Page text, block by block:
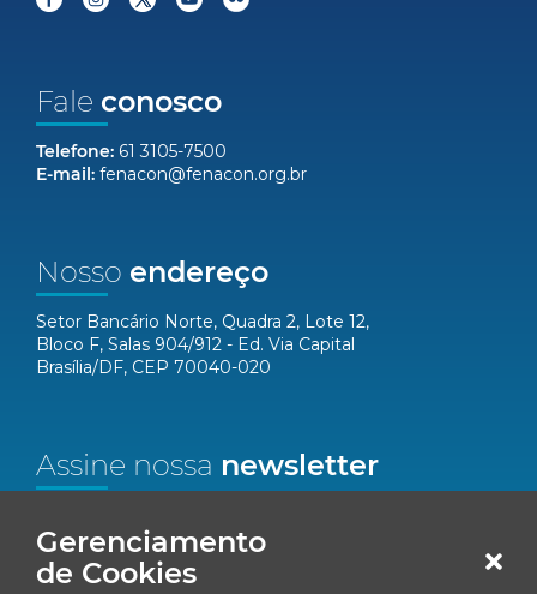
Gerenciamento
de Cookies
Fale conosco
Telefone: 61 3105-7500
E-mail: fenacon@fenacon.org.br
Nosso endereço
Setor Bancário Norte, Quadra 2, Lote 12,
Bloco F, Salas 904/912 - Ed. Via Capital
Brasília/DF, CEP 70040-020
Assine nossa newsletter
Email*